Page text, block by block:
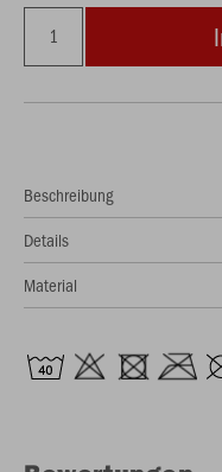
Beschreibung
Details
Material